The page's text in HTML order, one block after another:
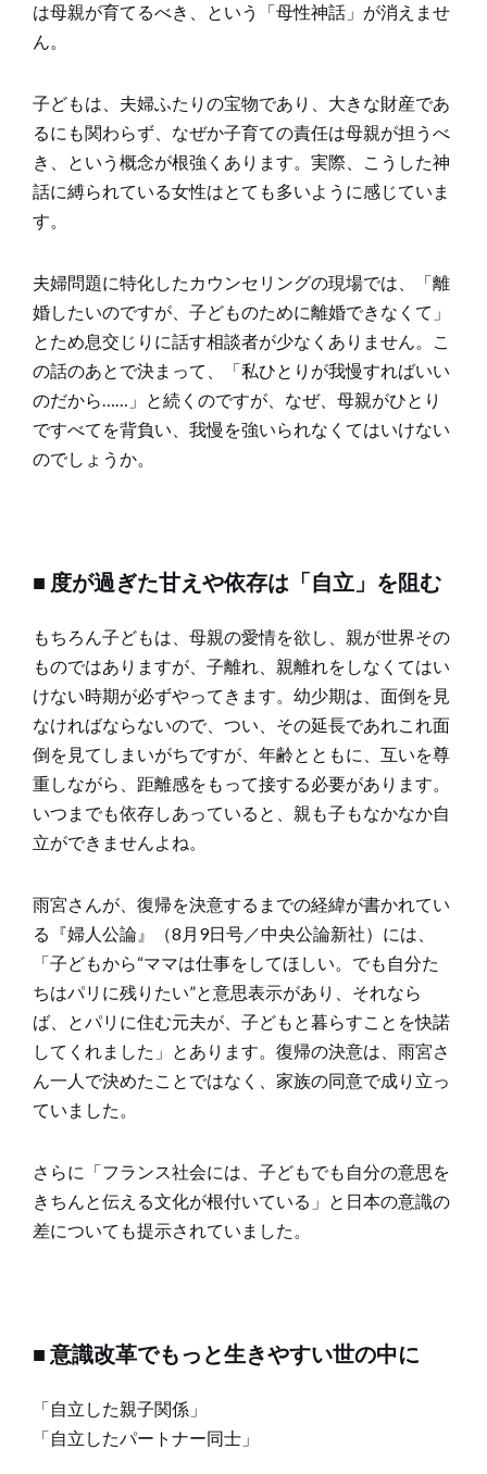
は母親が育てるべき、という「母性神話」が消えませ
ん。
子どもは、夫婦ふたりの宝物であり、大きな財産であ
るにも関わらず、なぜか子育ての責任は母親が担うべ
き、という概念が根強くあります。実際、こうした神
話に縛られている女性はとても多いように感じていま
す。
夫婦問題に特化したカウンセリングの現場では、「離
婚したいのですが、子どものために離婚できなくて」
とため息交じりに話す相談者が少なくありません。こ
の話のあとで決まって、「私ひとりが我慢すればいい
のだから……」と続くのですが、なぜ、母親がひとり
ですべてを背負い、我慢を強いられなくてはいけない
のでしょうか。
■ 度が過ぎた甘えや依存は「自立」を阻む
もちろん子どもは、母親の愛情を欲し、親が世界その
ものではありますが、子離れ、親離れをしなくてはい
けない時期が必ずやってきます。幼少期は、面倒を見
なければならないので、つい、その延長であれこれ面
倒を見てしまいがちですが、年齢とともに、互いを尊
重しながら、距離感をもって接する必要があります。
いつまでも依存しあっていると、親も子もなかなか自
立ができませんよね。
雨宮さんが、復帰を決意するまでの経緯が書かれてい
る『婦人公論』（8月9日号／中央公論新社）には、
「子どもから“ママは仕事をしてほしい。でも自分た
ちはパリに残りたい”と意思表示があり、それなら
ば、とパリに住む元夫が、子どもと暮らすことを快諾
してくれました」とあります。復帰の決意は、雨宮さ
ん一人で決めたことではなく、家族の同意で成り立っ
ていました。
さらに「フランス社会には、子どもでも自分の意思を
きちんと伝える文化が根付いている」と日本の意識の
差についても提示されていました。
■ 意識改革でもっと生きやすい世の中に
「自立した親子関係」
「自立したパートナー同士」